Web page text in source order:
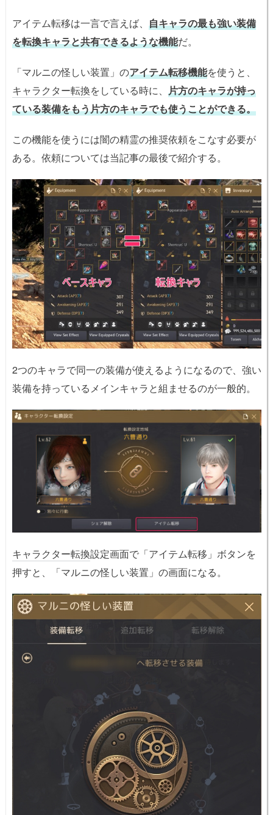
アイテム転移は一言で言えば、 自キャラの最も強い装備
を転換キャラと共有できるような機能だ。
「マルニの怪しい装置」のアイテム転移機能を使うと、
キャラクター転換をしている時に、 片方のキャラが持っ
ている装備をもう片方のキャラでも使うことができる。
この機能を使うには闇の精霊の推奨依頼をこなす必要が
ある。依頼については当記事の最後で紹介する。
2つのキャラで同一の装備が使えるようになるので、強い
装備を持っているメインキャラと組ませるのが一般的。
キャラクター転換設定画面で「アイテム転移」ボタンを
押すと、「マルニの怪しい装置」の画面になる。